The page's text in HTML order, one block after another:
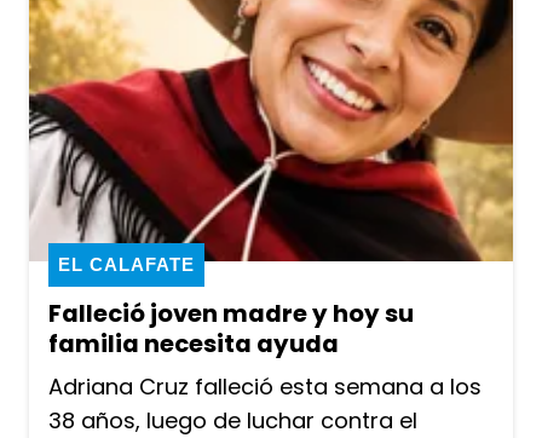
Falleció joven madre y hoy su
familia necesita ayuda
EL CALAFATE
Adriana Cruz falleció esta semana a los
38 años, luego de luchar contra el